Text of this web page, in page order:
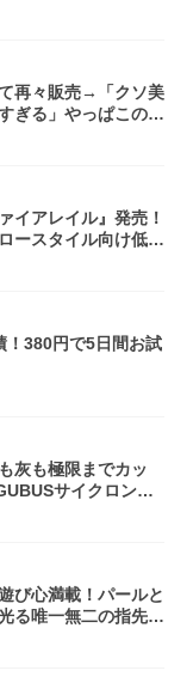
再々販売→「クソ美
ぎる」やっぱこのク
イアレイル』発売！
ースタイル向け低型
！380円で5日間お試
灰も極限までカッ
サイクロン焚
び心満載！パールと
る唯一無二の指先が